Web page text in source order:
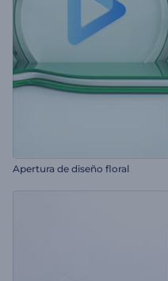
Apertura de diseño floral